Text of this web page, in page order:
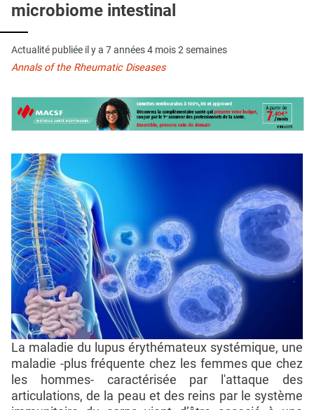
PUBLICITÉ
CONDITIONS GÉNÉRALES
CONTACT
microbiome intestinal
Actualité publiée il y a 7 années 4 mois 2 semaines
Annals of the Rheumatic Diseases
La maladie du lupus érythémateux systémique, une
maladie -plus fréquente chez les femmes que chez
les hommes- caractérisée par l'attaque des
articulations, de la peau et des reins par le système